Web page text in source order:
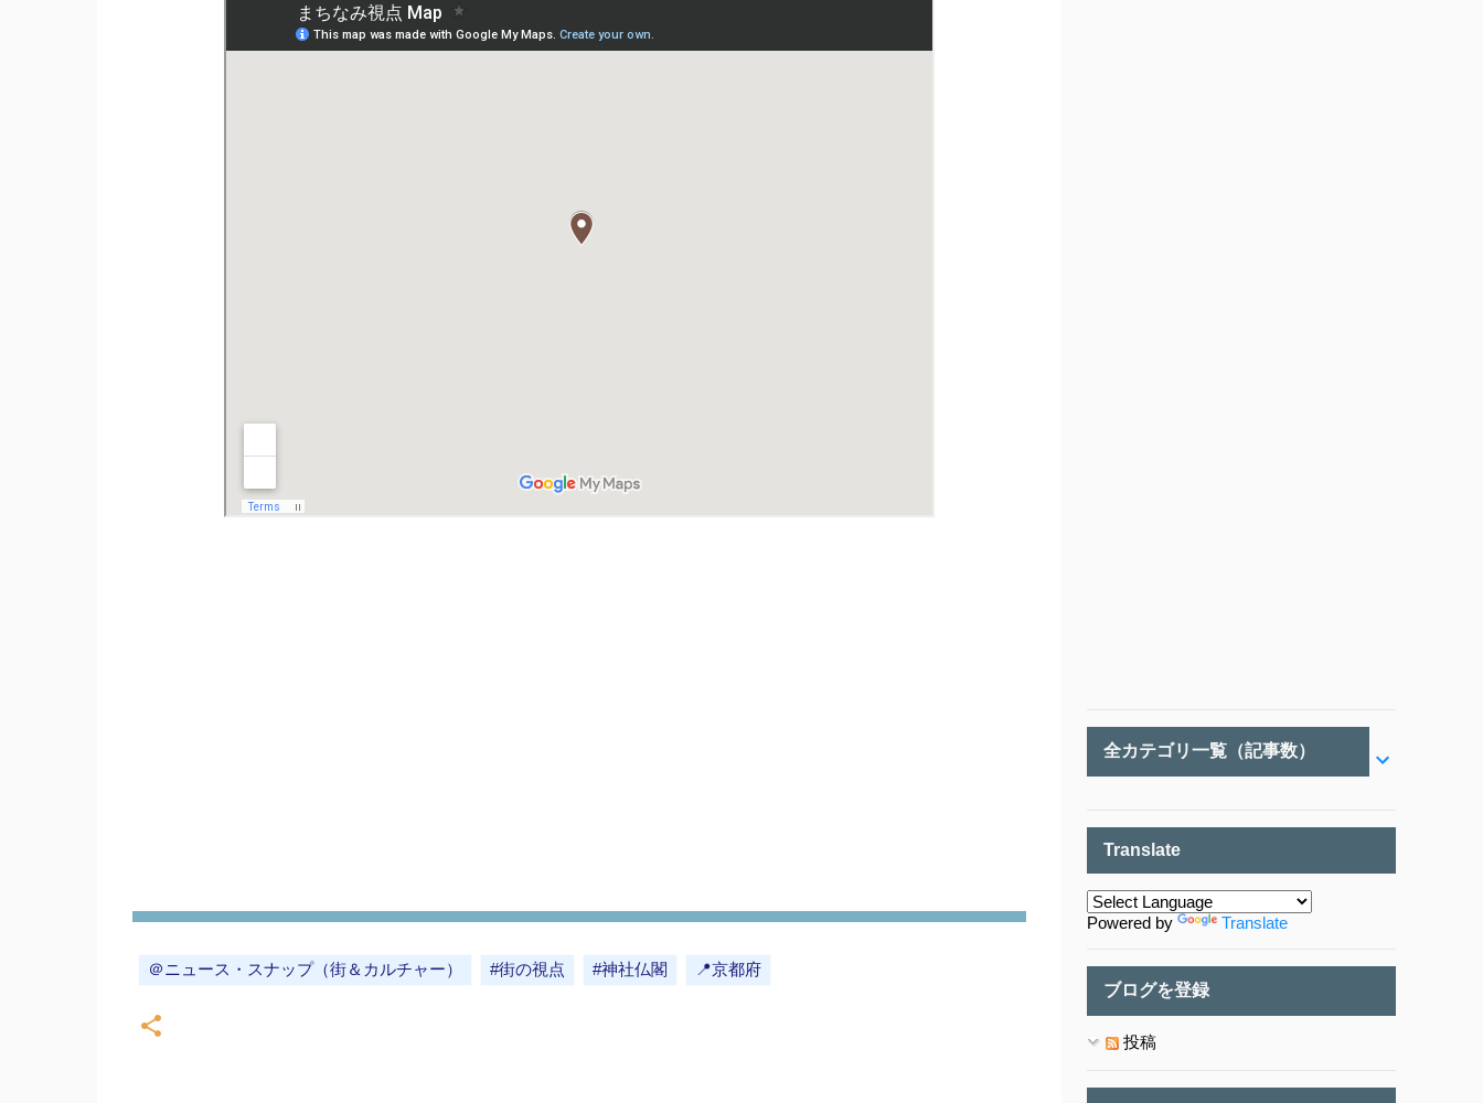
＠ニュース・スナップ（街＆カルチャー） #街の視点 #神社仏閣 📍京都府
全カテゴリ一覧（記事数）
Translate
Powered by Translate
ブログを登録
投稿